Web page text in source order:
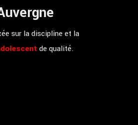
sur la discipline et la
de qualité.